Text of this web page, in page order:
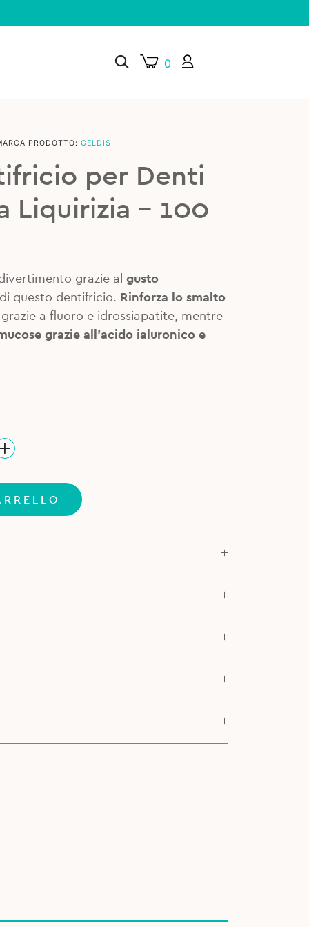
0
PRODOTTO: GELDIS
per Denti
Liquirizia – 100
grazie al gusto
questo dentifricio. Rinforza lo smalto
a fluoro e idrossiapatite, mentre
grazie all’acido ialuronico e